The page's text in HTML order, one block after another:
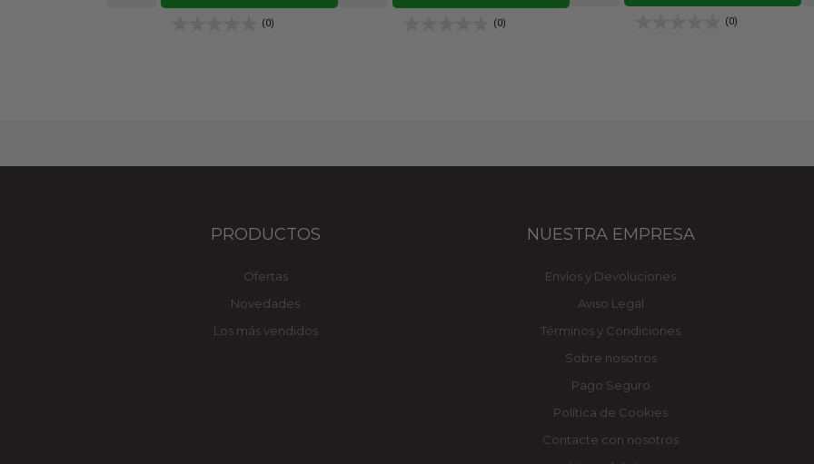
(0) (0) (0)
PRODUCTOS
Ofertas
Novedades
Los más vendidos
NUESTRA EMPRESA
Envíos y Devoluciones
Aviso Legal
Términos y Condiciones
Sobre nosotros
Pago Seguro
Política de Cookies
Contacte con nosotros